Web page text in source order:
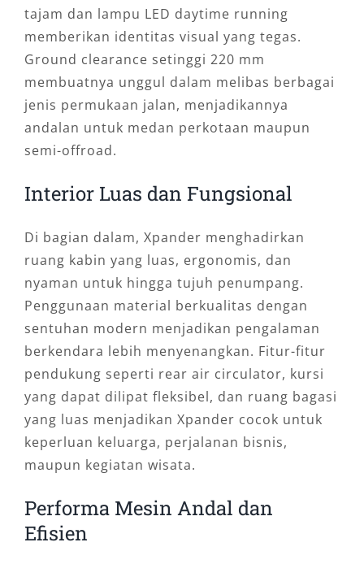
tajam dan lampu LED daytime running
memberikan identitas visual yang tegas.
Ground clearance setinggi 220 mm
membuatnya unggul dalam melibas berbagai
jenis permukaan jalan, menjadikannya
andalan untuk medan perkotaan maupun
semi-offroad.
Interior Luas dan Fungsional
Di bagian dalam, Xpander menghadirkan
ruang kabin yang luas, ergonomis, dan
nyaman untuk hingga tujuh penumpang.
Penggunaan material berkualitas dengan
sentuhan modern menjadikan pengalaman
berkendara lebih menyenangkan. Fitur-fitur
pendukung seperti rear air circulator, kursi
yang dapat dilipat fleksibel, dan ruang bagasi
yang luas menjadikan Xpander cocok untuk
keperluan keluarga, perjalanan bisnis,
maupun kegiatan wisata.
Performa Mesin Andal dan
Efisien